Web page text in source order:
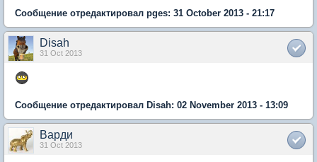
Сообщение отредактировал pges: 31 October 2013 - 21:17
Disah
31 Oct 2013
Сообщение отредактировал Disah: 02 November 2013 - 13:09
Варди
31 Oct 2013